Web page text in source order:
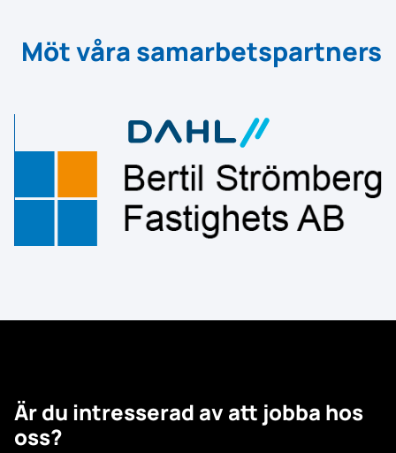
Möt våra samarbetspartners
Är du intresserad av att jobba hos
oss?